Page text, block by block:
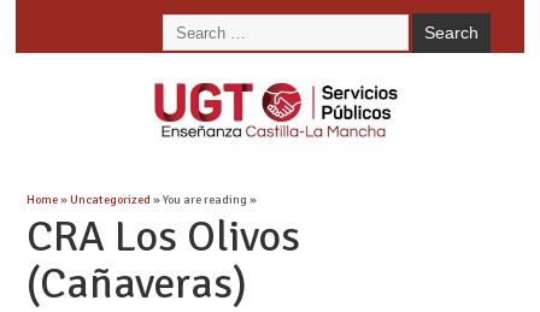
Home»Uncategorized » You are reading »
CRA Los Olivos
(Cañaveras)